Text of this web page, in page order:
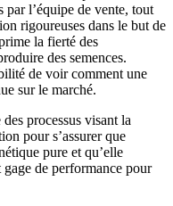
par l’équipe de vente, tout
rigoureuses dans le but de
la fierté des
des semences.
de voir comment une
sur le marché.
processus visant la
pour s’assurer que
pure et qu’elle
de performance pour